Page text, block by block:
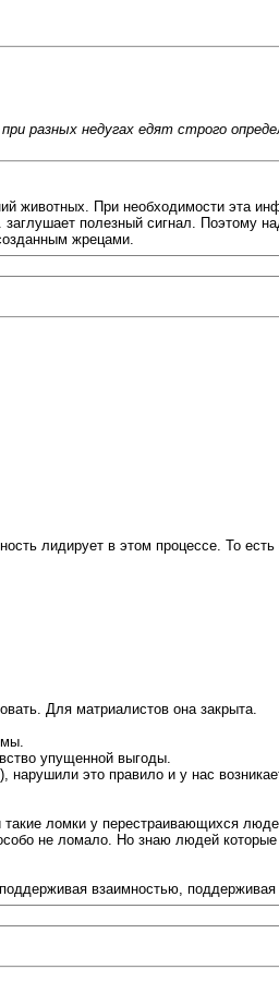
разных недугах едят строго
животных. При необходимости эта
полезный сигнал. Поэтому
жрецами.
лидирует в этом процессе. То
Для матриалистов она закрыта.
упущенной выгоды.
это правило и у нас
такие ломки у перестраивающихся
не ломало. Но знаю людей
взаимностью, поддерживая